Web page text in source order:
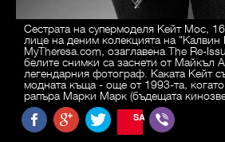
Сестрата на супермоделя Кейт Мос,
лице на деним колекцията на
MyTheresa.com, озаглавена The Re-
белите снимки са заснети от Майкъл
легендарния фотограф. Каката Кейт
модната къща - още от 1993-та,
рапъра Марки Марк (бъдещата
SAVE